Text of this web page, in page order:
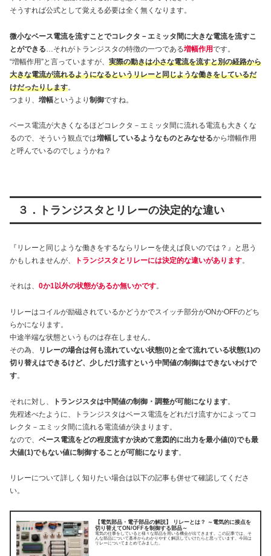
そうすれば公式として覚える必要は全く無くなります。
微小なベース電流を流すことでコレクタ－エミッタ間に大きな電流を流すこ
とができる…それがトランジスタの特徴の一つである増幅作用です。
“増幅作用”と言っていますが、 実際の動きは小さな電流を流すと別の経路から
大きな電流が流れるようになるというリレーと同じような働きをしているだ
けだったりします。
つまり、 増幅というより 制御ですね。
ベース電流が大きくなるほどコレクタ－エミッタ間に流れる電流も大きくな
るので、そういう観点では増幅しているようなものとみなせるから増幅作用
と呼んでいるのでしょうかね？
３．トランジスタとリレーの決定的な違い
『リレーと同じような働きをするならリレーを使えば良いのでは？』と思う
かもしれませんが、
トランジスタとリレーには決定的な違いがあります。
それは、 0か1以外の状態があるか無いかです。
リレーはコイルが励磁されているかどうかでスイッチ部分がONかOFFのどち
らかになります。
中途半端な状態というものは存在しません。
その為、
リレーの場合は何も流れていない状態(0)と全て流れている状態(1)の
切り替えはできるけど、少しだけ流すという中間値の制御はできないわけで
す。
それに対し、 トランジスタは中間値の制御・調整が可能になります。
先程述べたように、トランジスタはベース電流をどれだけ流すかによってコ
レクタ－エミッタ間に流れる電流値が決まります。
なので、 ベース電流をどの程度流すか決めて意図的に出力を最小値(0)でも最
大値(1)でもない値に制御することが可能になります。
リレーについて詳しく知りたい場合は以下の記事も併せて確認してくださ
い。
【電気部品・電子部品の解説】 リレーとは？ ～電気的に接点を
切り替えてON/OFFを制御する部品～
電気の仕事をしていると様々な部品を用いる機会が出てきます。この記事では、そ
んな部品について基本からわかりやすく解説していけたらと思っています。今回は
リレーについてまとめてみました。